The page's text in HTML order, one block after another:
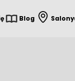
Blog Salony